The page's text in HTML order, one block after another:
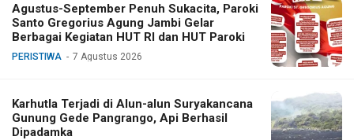
Agustus-September Penuh Sukacita, Paroki
Santo Gregorius Agung Jambi Gelar
Berbagai Kegiatan HUT RI dan HUT Paroki
PERISTIWA 7 Agustus 2026
Karhutla Terjadi di Alun-alun Suryakancana
Gunung Gede Pangrango, Api Berhasil
Dipadamka